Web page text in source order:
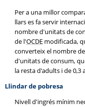
Per a una millor
llars es fa servir
nombre d'unitats de
de l'OCDE modificada,
converteix el nombre
d'unitats de consum,
la resta d'adults i de 0,3
Llindar de pobresa
Nivell d'ingrés mínim